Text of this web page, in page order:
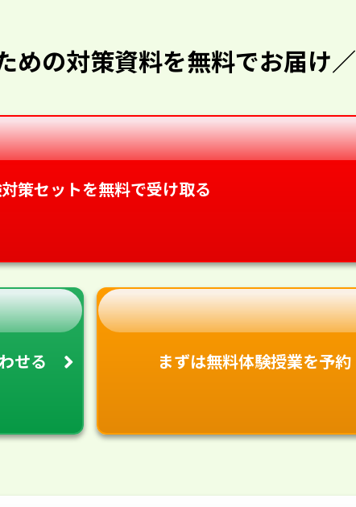
めの対策資料を無料でお届け／
策セットを無料で受け取る
せる まずは無料体験授業を予約